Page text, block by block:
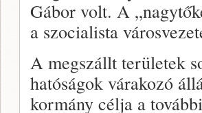
Gábor volt. A
a szocialista
A megszállt területek
hatóságok várakozó
kormány célja a